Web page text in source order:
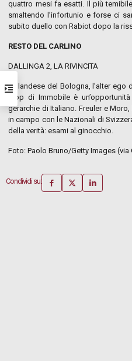
quattro mesi fa esatti. Il più
smaltendo l’infortunio e forse ci
subito duello con Rabiot dopo la
RESTO DEL CARLINO
DALLINGA 2, LA RIVINCITA
L’olandese del Bologna, l’alter ego
stop di Immobile è
gerarchie di Italiano. Freuler e
in campo con le Nazionali di
della verità: esami al ginocchio.
Foto: Paolo Bruno/Getty Images (via
Condividi su: